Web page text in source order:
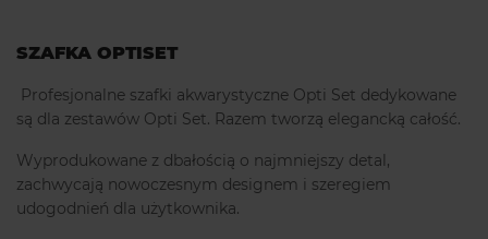
SZAFKA OPTISET
Profesjonalne szafki akwarystyczne Opti Set dedykowane
są dla zestawów Opti Set. Razem tworzą elegancką całość.
Wyprodukowane z dbałością o najmniejszy detal,
zachwycają nowoczesnym designem i szeregiem
udogodnień dla użytkownika.